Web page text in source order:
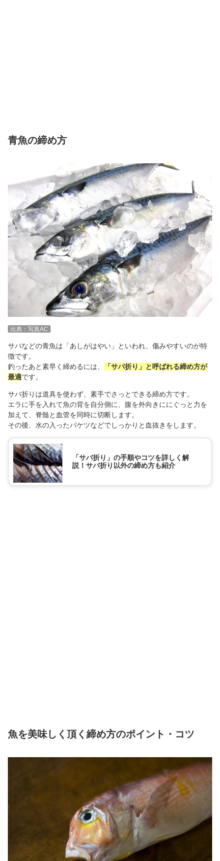
青魚の締め方
出典：写真AC
サバなどの青魚は「あしがはやい」といわれ、傷みやすいのが特
徴です。
釣ったあと素早く締めるには、
「サバ折り」と呼ばれる締め方が
最適です。
サバ折りは道具を使わず、素手でさっとできる締め方です。
エラに手を入れて魚の背を自分側に、腹を外向きににぐっと力を
加えて、脊髄と血管を同時に切断します。
その後、水の入ったバケツなどでしっかりと血抜きをします。
「サバ折り」の手順やコツを詳しく解
説！サバ折り以外の締め方も紹介
魚を美味しく頂く締め方のポイント・コツ